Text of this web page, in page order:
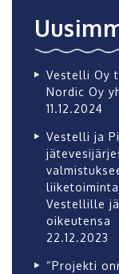
Vestelli Oy
Nordic Oy
11.12.2024
Vestelli ja
Vestellille
oikeutensa
22.12.2023
“Projekti